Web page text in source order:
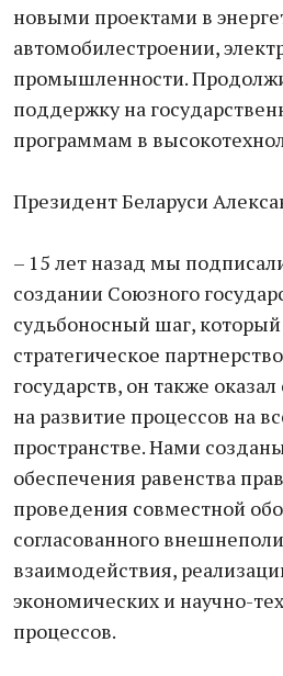
новыми проектами в
автомобилестроении,
промышленности.
поддержку на
программам в
Президент Беларуси
– 15 лет назад мы
создании Союзного
судьбоносный шаг,
стратегическое
государств, он также
на развитие процессов на
пространстве. Нами
обеспечения равенства
проведения совместной
согласованного
взаимодействия,
экономических и научно-
процессов.